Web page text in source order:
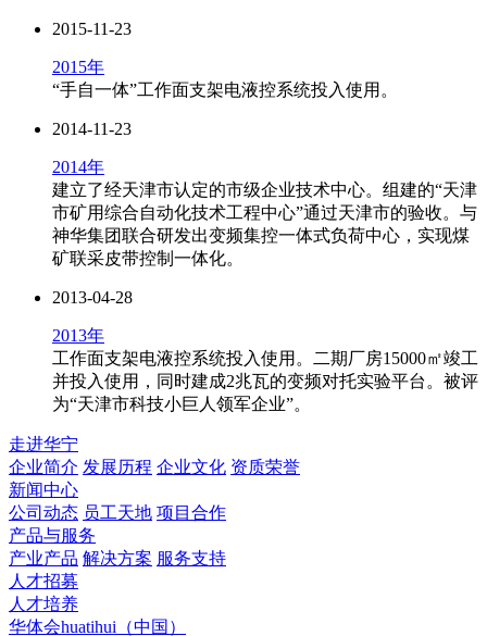
2015-11-23
2015年
“手自一体”工作面支架电液控系统投入使用。
2014-11-23
2014年
建立了经天津市认定的市级企业技术中心。组建的“天津
市矿用综合自动化技术工程中心”通过天津市的验收。与
神华集团联合研发出变频集控一体式负荷中心，实现煤
矿联采皮带控制一体化。
2013-04-28
2013年
工作面支架电液控系统投入使用。二期厂房15000㎡竣工
并投入使用，同时建成2兆瓦的变频对托实验平台。被评
为“天津市科技小巨人领军企业”。
走进华宁
企业简介 发展历程 企业文化 资质荣誉
新闻中心
公司动态 员工天地 项目合作
产品与服务
产业产品 解决方案 服务支持
人才招募
人才培养
华体会huatihui（中国）